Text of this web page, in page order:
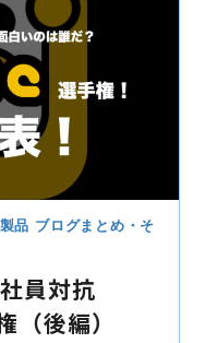
品 ブログまとめ・そ
員対抗
後編）